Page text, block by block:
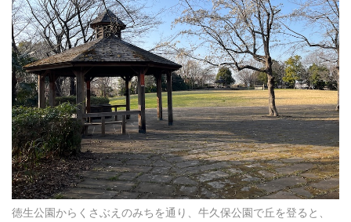
徳生公園からくさぶえのみちを通り、牛久保公園で丘を登ると、